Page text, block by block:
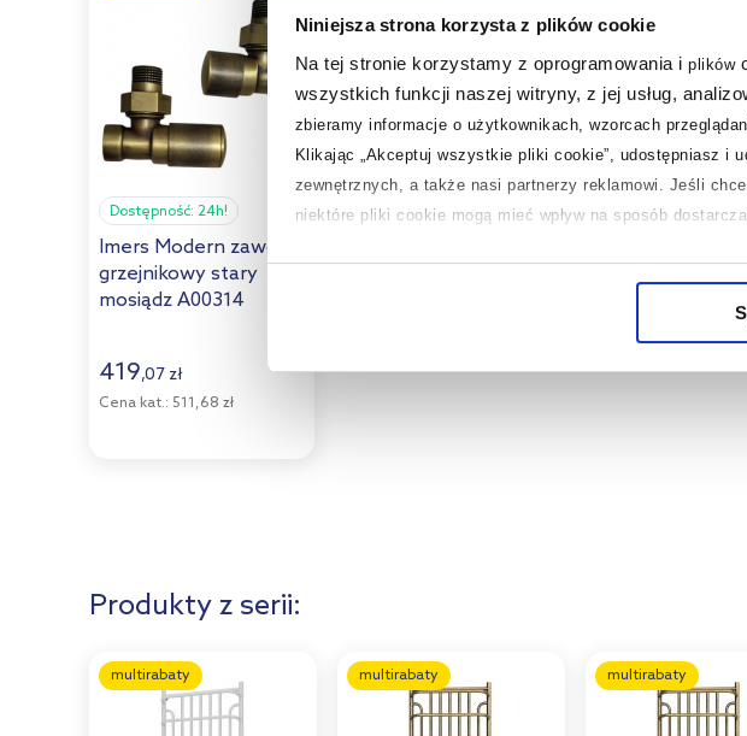
Niniejsza strona korzysta z plików cookie
Na tej stronie korzystamy z oprogramowania i plików
wszystkich funkcji naszej witryny, z jej usług,
zbieramy informacje o użytkownikach, wzorcach
Klikając „Akceptuj wszystkie pliki cookie”, udostępniasz i
zewnętrznych, a także nasi partnerzy reklamowi. Jeśli
niektóre pliki cookie mogą mieć wpływ na sposób
na temat plików cookie i tego, dlaczego ich przepisy,
Dostępność: 24h!
Imers Modern zawór
grzejnikowy stary
mosiądz A00314
419,07 zł
Cena kat.: 511,68 zł
Produkty z serii:
multirabaty multirabaty multirabaty